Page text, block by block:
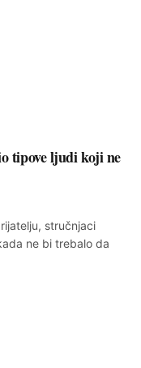
tipove ljudi koji ne
stručnjaci
ne bi trebalo da